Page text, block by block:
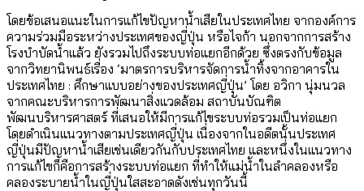
โดยข้อเสนอแนะในการแก้ไขปัญหาน้ำเสียในประเทศไทย จากองค์การ
ความร่วมมือระหว่างประเทศของญี่ปุ่น หรือไจก้า นอกจากการสร้าง
โรงบำบัดน้ำแล้ว ยังรวมไปถึงระบบท่อแยกอีกด้วย ซึ่งตรงกับข้อมูล
จากวิทยานิพนธ์เรื่อง ‘มาตรการบริหารจัดการน้ำทิ้งจากอาคารใน
ประเทศไทย : ศึกษาแบบอย่างของประเทศญี่ปุ่น’ โดย อวิกา นุ่มนวล
จากคณะบริหารการพัฒนาสิ่งแวดล้อม สถาบันบัณฑิต
พัฒนบริหารศาสตร์ ที่เสนอให้มีการแก้ไขระบบท่อรวมเป็นท่อแยก
โดยดำเนินแนวทางตามประเทศญี่ปุ่น เนื่องจากในอดีตนั้นประเทศ
ญี่ปุ่นมีปัญหาน้ำเสียเช่นเดียวกันกับประเทศไทย และหนึ่งในแนวทาง
การแก้ไขก็คือการสร้างระบบท่อแยก ที่ทำให้แม่น้ำในลำคลองหรือ
คลองระบายน้ำในญี่ปุ่นใสสะอาดดังเช่นทุกวันนี้